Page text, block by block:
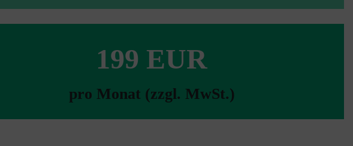
199 EUR
pro Monat (zzgl. MwSt.)